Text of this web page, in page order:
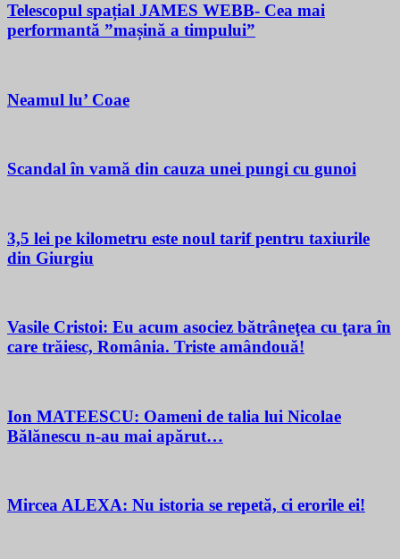
Telescopul spațial JAMES WEBB- Cea mai
performantă ”mașină a timpului”
Neamul lu’ Coae
Scandal în vamă din cauza unei pungi cu gunoi
3,5 lei pe kilometru este noul tarif pentru taxiurile
din Giurgiu
Vasile Cristoi: Eu acum asociez bătrâneţea cu ţara în
care trăiesc, România. Triste amândouă!
Ion MATEESCU: Oameni de talia lui Nicolae
Bălănescu n-au mai apărut…
Mircea ALEXA: Nu istoria se repetă, ci erorile ei!